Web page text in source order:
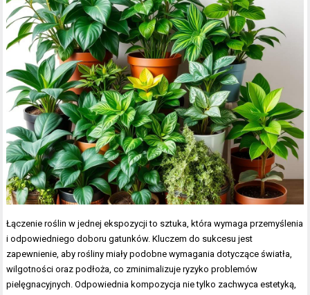
Łączenie roślin w jednej ekspozycji to sztuka, która wymaga przemyślenia
i odpowiedniego doboru gatunków. Kluczem do sukcesu jest
zapewnienie, aby rośliny miały podobne wymagania dotyczące światła,
wilgotności oraz podłoża, co zminimalizuje ryzyko problemów
pielęgnacyjnych. Odpowiednia kompozycja nie tylko zachwyca estetyką,